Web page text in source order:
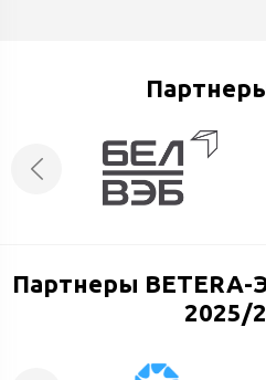
Партнеры BETERA-
2025/